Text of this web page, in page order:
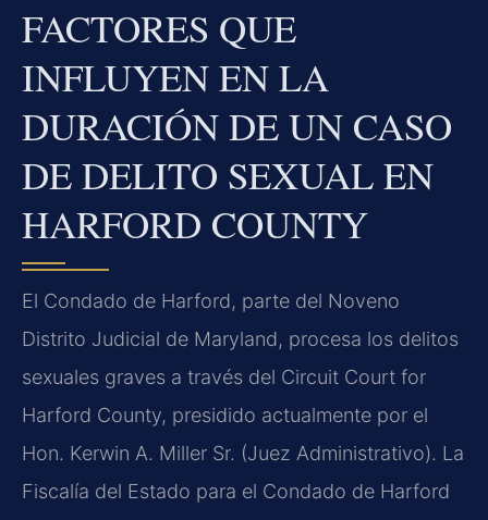
FACTORES QUE
INFLUYEN EN LA
DURACIÓN DE UN CASO
DE DELITO SEXUAL EN
HARFORD COUNTY
El Condado de Harford, parte del Noveno
Distrito Judicial de Maryland, procesa los delitos
sexuales graves a través del Circuit Court for
Harford County, presidido actualmente por el
Hon. Kerwin A. Miller Sr. (Juez Administrativo). La
Fiscalía del Estado para el Condado de Harford